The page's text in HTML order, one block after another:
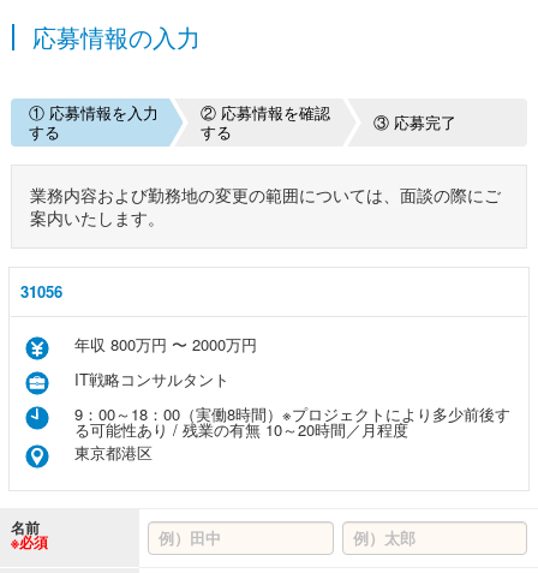
応募情報の入力
① 応募情報を入力
する
② 応募情報を確認
する
③ 応募完了
業務内容および勤務地の変更の範囲については、面談の際にご
案内いたします。
31056
年収 800万円 〜 2000万円
IT戦略コンサルタント
9：00～18：00（実働8時間）※プロジェクトにより多少前後す
る可能性あり / 残業の有無 10～20時間／月程度
東京都港区
名前
※必須